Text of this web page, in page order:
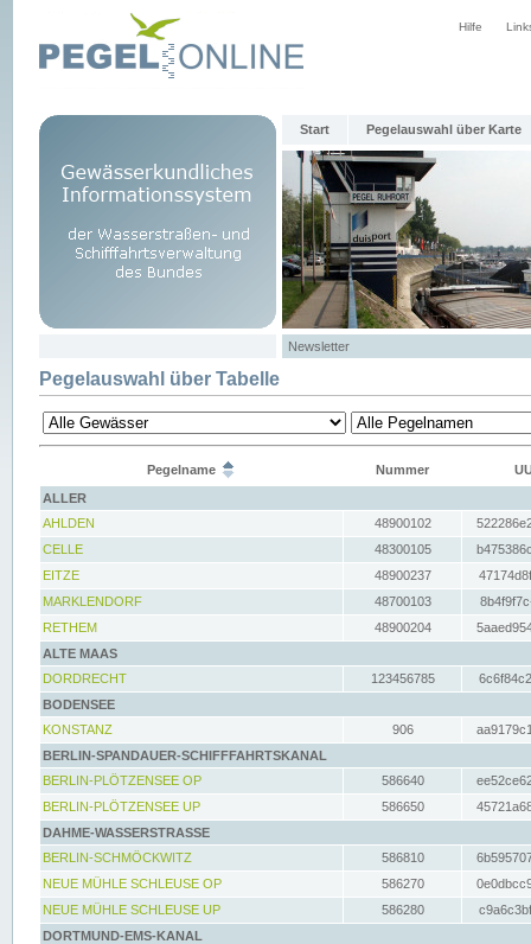
Hilfe
Start Pegelauswahl über Karte
Newsletter
Pegelauswahl über Tabelle
Pegelname Nummer
ALLER
AHLDEN
48900102
CELLE
48300105
EITZE
48900237
MARKLENDORF
48700103
RETHEM
48900204
ALTE MAAS
DORDRECHT
123456785
BODENSEE
KONSTANZ
906
BERLIN-SPANDAUER-SCHIFFFAHRTSKANAL
BERLIN-PLÖTZENSEE OP
586640
BERLIN-PLÖTZENSEE UP
586650
DAHME-WASSERSTRASSE
BERLIN-SCHMÖCKWITZ
586810
NEUE MÜHLE SCHLEUSE OP
586270
NEUE MÜHLE SCHLEUSE UP
586280
DORTMUND-EMS-KANAL